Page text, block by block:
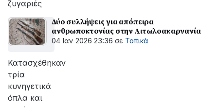
ζυγαριές
Δύο συλλήψεις για απόπειρα
ανθρωποκτονίας στην Αιτωλοακαρνανία
04 Ιαν 2026 23:36 σε Τοπικά
Κατασχέθηκαν
τρία
κυνηγετικά
όπλα και